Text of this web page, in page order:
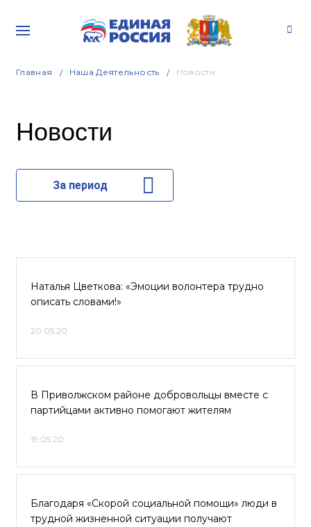
Главная Наша Деятельность Новости
Новости
За период
Наталья Цветкова: «Эмоции волонтера трудно
описать словами!»
20.05.20
В Приволжском районе добровольцы вместе с
партийцами активно помогают жителям
19.05.20
Благодаря «Скорой социальной помощи» люди в
трудной жизненной ситуации получают